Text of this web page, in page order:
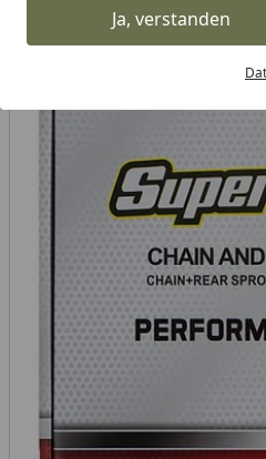
Ja, verstanden